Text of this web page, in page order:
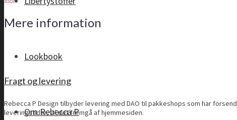
Lookbook
Om Rebecca P
Mere information
Fragt og levering
Rebecca P Design tilbyder levering med DAO til pakkeshops som har
leveringstider, vil det fremgå af hjemmesiden.